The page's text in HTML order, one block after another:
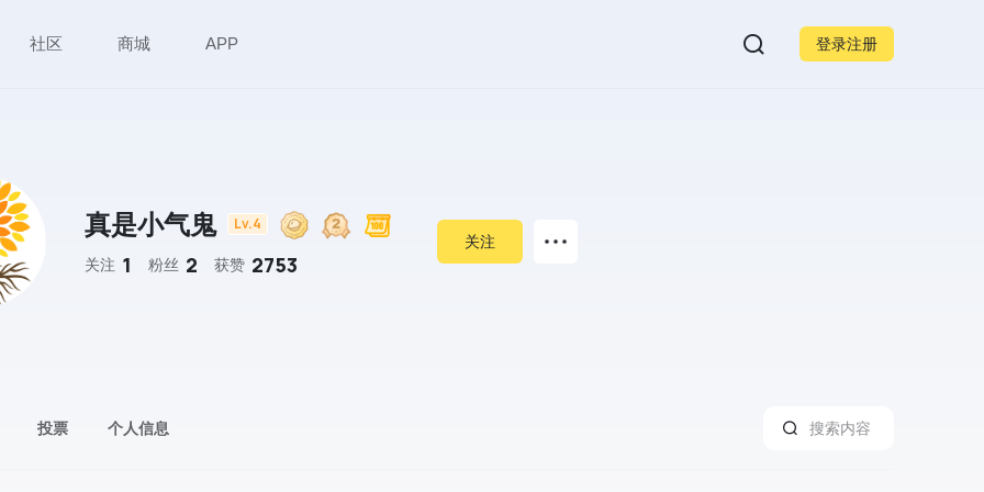
社区 商城 APP 登录注册
真是小气鬼 Lv.4
关注 1 粉丝 2 获赞 2753
关注
投票 个人信息